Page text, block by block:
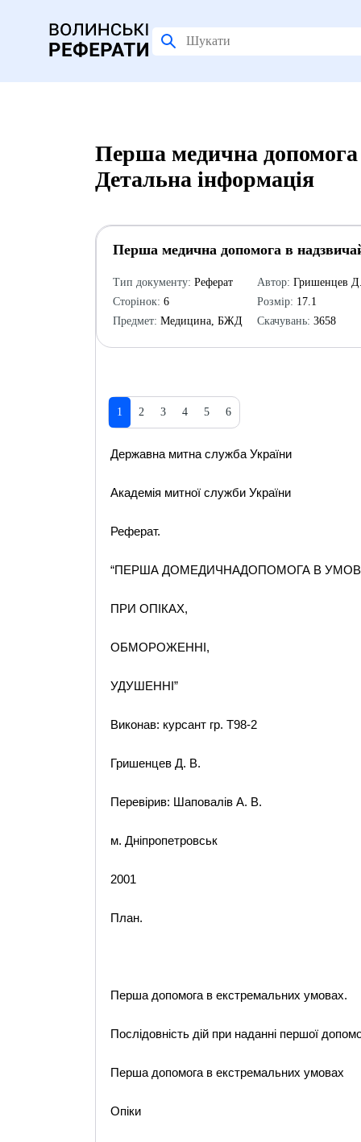
Перша медична допомога
Детальна інформація
Перша медична допомога в
Тип документу: Реферат
Сторінок: 6
Предмет: Медицина, БЖД
Автор: Гришенцев
Розмір: 17.1
Скачувань: 3658
1 2 3 4 5 6
Державна митна служба України
Академія митної служби України
Реферат.
“ПЕРША ДОМЕДИЧНАДОПОМОГА В
ПРИ ОПІКАХ,
ОБМОРОЖЕННІ,
УДУШЕННІ”
Виконав: курсант гр. Т98-2
Гришенцев Д. В.
Перевірив: Шаповалів А. В.
м. Дніпропетровськ
2001
План.
Перша допомога в екстремальних умовах.
Послідовність дій при наданні першої
Перша допомога в екстремальних умовах
Опіки